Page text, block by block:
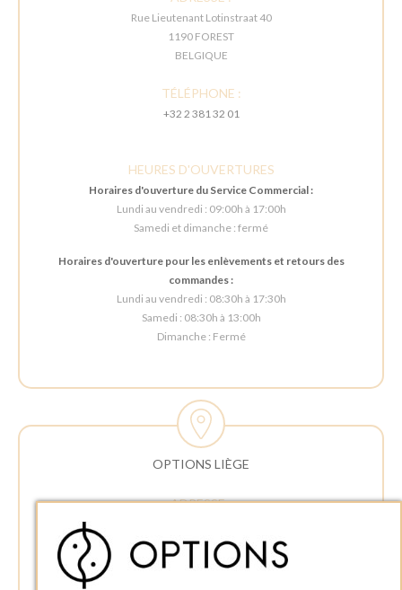
Rue Lieutenant Lotinstraat 40
1190 FOREST
BELGIQUE
TÉLÉPHONE :
+32 2 381 32 01
HEURES D'OUVERTURES
Horaires d'ouverture du Service Commercial :
Lundi au vendredi : 09:00h à 17:00h
Samedi et dimanche : fermé
Horaires d'ouverture pour les enlèvements et retours des
commandes :
Lundi au vendredi : 08:30h à 17:30h
Samedi : 08:30h à 13:00h
Dimanche : Fermé
OPTIONS LIÈGE
ADRESSE :
4340 AWANS (Othée)
BELGIQUE